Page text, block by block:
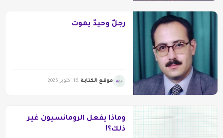
رجلٌ وحيدٌ يموت
موقع الكتابة 16 أكتوبر 2025
وماذا يفعل الرومانسيون غير
ذلك؟!